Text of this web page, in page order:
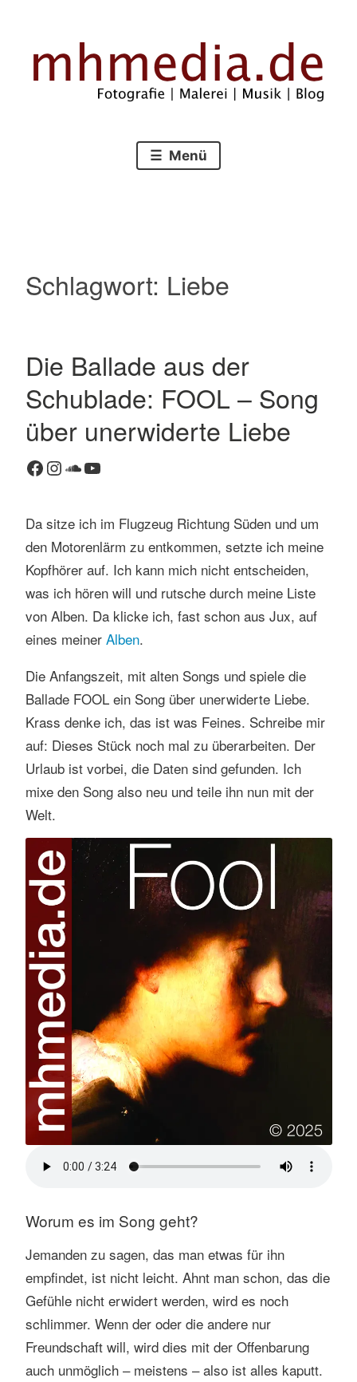
springen
mhmedia.de
Menü
Schlagwort: Liebe
Die Ballade aus der
Schublade: FOOL – Song
über unerwiderte Liebe
Facebook
Instagram
SoundCloud
YouTube
Da sitze ich im Flugzeug Richtung Süden und um
den Motorenlärm zu entkommen, setzte ich meine
Kopfhörer auf. Ich kann mich nicht entscheiden,
was ich hören will und rutsche durch meine Liste
von Alben. Da klicke ich, fast schon aus Jux, auf
eines meiner Alben.
Die Anfangszeit, mit alten Songs und spiele die
Ballade FOOL ein Song über unerwiderte Liebe.
Krass denke ich, das ist was Feines. Schreibe mir
auf: Dieses Stück noch mal zu überarbeiten. Der
Urlaub ist vorbei, die Daten sind gefunden. Ich
mixe den Song also neu und teile ihn nun mit der
Welt.
Worum es im Song geht?
Jemanden zu sagen, das man etwas für ihn
empfindet, ist nicht leicht. Ahnt man schon, das die
Gefühle nicht erwidert werden, wird es noch
schlimmer. Wenn der oder die andere nur
Freundschaft will, wird dies mit der Offenbarung
auch unmöglich – meistens – also ist alles kaputt.
K
o
m
r
h
i
n
a
s
s
e
n